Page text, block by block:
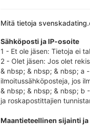
Mitä tietoja
Sähköposti ja IP-osoite
1 - Et ole jäsen: Tietoja ei
2 - Olet jäsen: Jos olet
& nbsp; & nbsp; & nbsp; a
ilmoitussähköposteja, jos
& nbsp; & nbsp; & nbsp; b
ja roskapostittajien
Maantieteellinen sijainti